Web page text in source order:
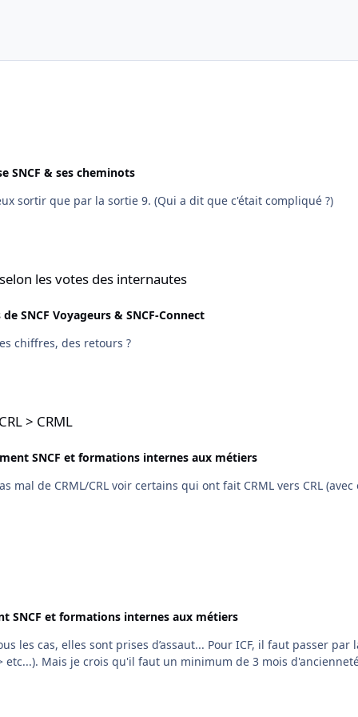
SNCF & ses cheminots
Oui, mais Chatelet appartenant à la RATP, tu ne peux sortir que par la sortie 9. (Qui a dit que c'était compliqué ?)
les votes des internautes
SNCF Voyageurs & SNCF-Connect
chiffres, des retours ?
> CRML
SNCF et formations internes aux métiers
de CRML/CRL voir certains qui ont fait CRML vers CRL (avec
SNCF et formations internes aux métiers
etc...). Mais je crois qu'il faut un minimum de 3 mois